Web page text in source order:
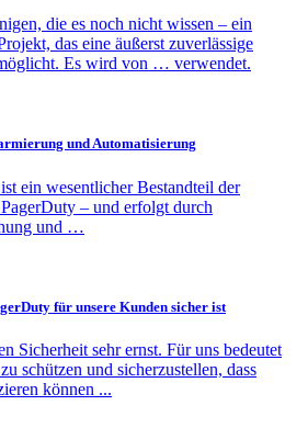
die es noch nicht wissen – ein
das eine äußerst zuverlässige
Es wird von … verwendet.
und Automatisierung
ein wesentlicher Bestandteil der
– und erfolgt durch
und …
für unsere Kunden sicher ist
Sicherheit sehr ernst. Für uns bedeutet
schützen und sicherzustellen, dass
können ...